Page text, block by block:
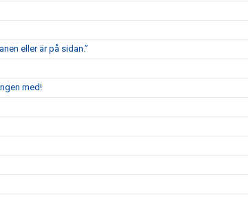
eller är på sidan.”
med!